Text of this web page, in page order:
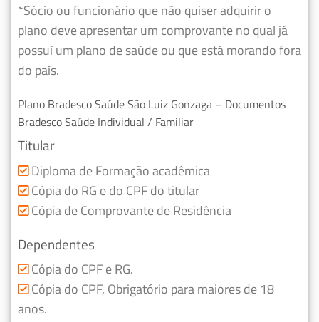
*Sócio ou funcionário que não quiser adquirir o
plano deve apresentar um comprovante no qual já
possuí um plano de saúde ou que está morando fora
do país.
Plano Bradesco Saúde São Luiz Gonzaga – Documentos
Bradesco Saúde Individual / Familiar
Titular
Diploma de Formação acadêmica
Cópia do RG e do CPF do titular
Cópia de Comprovante de Residência
Dependentes
Cópia do CPF e RG.
Cópia do CPF, Obrigatório para maiores de 18
anos.